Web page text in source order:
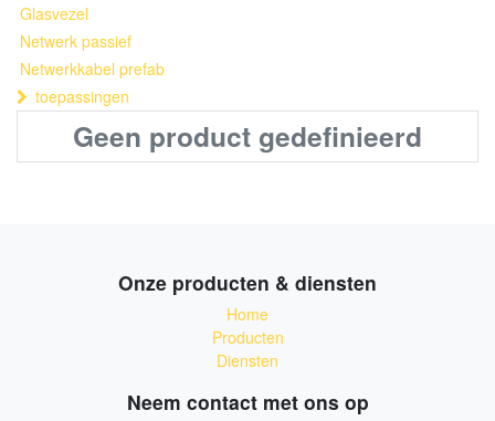
Glasvezel
Netwerk passief
Netwerkkabel prefab
toepassingen
Geen product gedefinieerd
Onze producten & diensten
Home
Producten
Diensten
Neem contact met ons op